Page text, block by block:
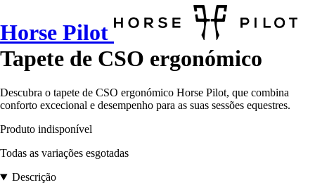
Horse Pilot
Tapete de CSO ergonómico
Descubra o tapete de CSO ergonómico Horse Pilot, que combina
conforto excecional e desempenho para as suas sessões equestres.
Produto indisponível
Todas as variações esgotadas
Descrição